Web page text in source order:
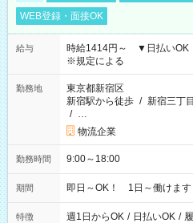
WEB登録・面接OK
給与
時給1414円～ ▼日払いOK
※規定による
勤務地
東京都新宿区
新宿駅から徒歩 / 新宿三丁
/ …
物流企業
勤務時間 9:00～18:00
期間 即日～OK！ 1日～働けます
特徴 週1日からOK / 日払いOK /